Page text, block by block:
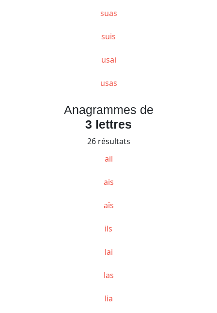
suas
suis
usai
usas
Anagrammes de
3 lettres
26 résultats
ail
ais
aïs
ils
lai
las
lia